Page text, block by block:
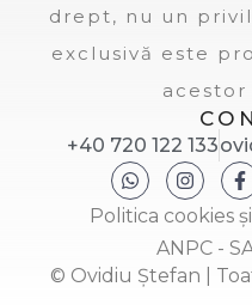
drept, nu un
exclusivă este
acestor
+40 720 122 133
Politica cookies
ANPC -
© Ovidiu Ștefan |